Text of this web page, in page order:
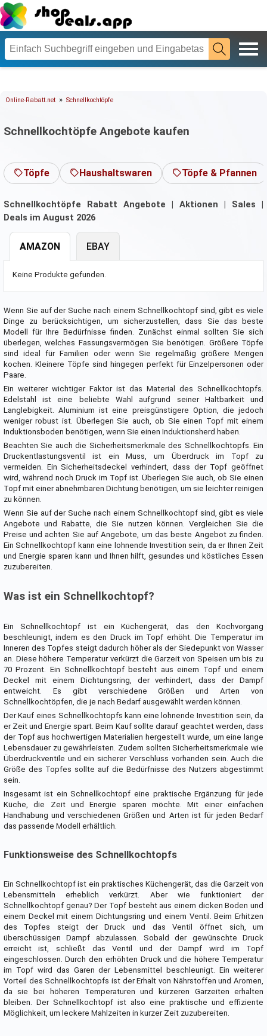
Online-Rabatt.net » Schnellkochtöpfe
Schnellkochtöpfe Angebote kaufen
Töpfe Haushaltswaren Töpfe & Pfannen
Schnellkochtöpfe Rabatt Angebote | Aktionen | Sales |
Deals im August 2026
AMAZON
Keine Produkte gefunden.
EBAY
Wenn Sie auf der Suche nach einem Schnellkochtopf sind, gibt es viele
Dinge zu berücksichtigen, um sicherzustellen, dass Sie das beste
Modell für Ihre Bedürfnisse finden. Zunächst einmal sollten Sie sich
überlegen, welches Fassungsvermögen Sie benötigen. Größere Töpfe
sind ideal für Familien oder wenn Sie regelmäßig größere Mengen
kochen. Kleinere Töpfe sind hingegen perfekt für Einzelpersonen oder
Paare.
Ein weiterer wichtiger Faktor ist das Material des Schnellkochtopfs.
Edelstahl ist eine beliebte Wahl aufgrund seiner Haltbarkeit und
Langlebigkeit. Aluminium ist eine preisgünstigere Option, die jedoch
weniger robust ist. Überlegen Sie auch, ob Sie einen Topf mit einem
Induktionsboden benötigen, wenn Sie einen Induktionsherd haben.
Beachten Sie auch die Sicherheitsmerkmale des Schnellkochtopfs. Ein
Druckentlastungsventil ist ein Muss, um Überdruck im Topf zu
vermeiden. Ein Sicherheitsdeckel verhindert, dass der Topf geöffnet
wird, während noch Druck im Topf ist. Überlegen Sie auch, ob Sie einen
Topf mit einer abnehmbaren Dichtung benötigen, um sie leichter reinigen
zu können.
Wenn Sie auf der Suche nach einem Schnellkochtopf sind, gibt es viele
Angebote und Rabatte, die Sie nutzen können. Vergleichen Sie die
Preise und achten Sie auf Angebote, um das beste Angebot zu finden.
Ein Schnellkochtopf kann eine lohnende Investition sein, da er Ihnen Zeit
und Energie sparen kann und Ihnen hilft, gesundes und köstliches Essen
zuzubereiten.
Was ist ein Schnellkochtopf?
Ein Schnellkochtopf ist ein Küchengerät, das den Kochvorgang
beschleunigt, indem es den Druck im Topf erhöht. Die Temperatur im
Inneren des Topfes steigt dadurch höher als der Siedepunkt von Wasser
an. Diese höhere Temperatur verkürzt die Garzeit von Speisen um bis zu
70 Prozent. Ein Schnellkochtopf besteht aus einem Topf und einem
Deckel mit einem Dichtungsring, der verhindert, dass der Dampf
entweicht. Es gibt verschiedene Größen und Arten von
Schnellkochtöpfen, die je nach Bedarf ausgewählt werden können.
Der Kauf eines Schnellkochtopfs kann eine lohnende Investition sein, da
er Zeit und Energie spart. Beim Kauf sollte darauf geachtet werden, dass
der Topf aus hochwertigen Materialien hergestellt wurde, um eine lange
Lebensdauer zu gewährleisten. Zudem sollten Sicherheitsmerkmale wie
Überdruckventile und ein sicherer Verschluss vorhanden sein. Auch die
Größe des Topfes sollte auf die Bedürfnisse des Nutzers abgestimmt
sein.
Insgesamt ist ein Schnellkochtopf eine praktische Ergänzung für jede
Küche, die Zeit und Energie sparen möchte. Mit einer einfachen
Handhabung und verschiedenen Größen und Arten ist für jeden Bedarf
das passende Modell erhältlich.
Funktionsweise des Schnellkochtopfs
Ein Schnellkochtopf ist ein praktisches Küchengerät, das die Garzeit von
Lebensmitteln erheblich verkürzt. Aber wie funktioniert der
Schnellkochtopf genau? Der Topf besteht aus einem dicken Boden und
einem Deckel mit einem Dichtungsring und einem Ventil. Beim Erhitzen
des Topfes steigt der Druck und das Ventil öffnet sich, um
überschüssigen Dampf abzulassen. Sobald der gewünschte Druck
erreicht ist, schließt das Ventil und der Dampf wird im Topf
eingeschlossen. Durch den erhöhten Druck und die höhere Temperatur
im Topf wird das Garen der Lebensmittel beschleunigt. Ein weiterer
Vorteil des Schnellkochtopfs ist der Erhalt von Nährstoffen und Aromen,
da sie bei höheren Temperaturen und kürzeren Garzeiten erhalten
bleiben. Der Schnellkochtopf ist also eine praktische und effiziente
Möglichkeit, um leckere Mahlzeiten in kurzer Zeit zuzubereiten.